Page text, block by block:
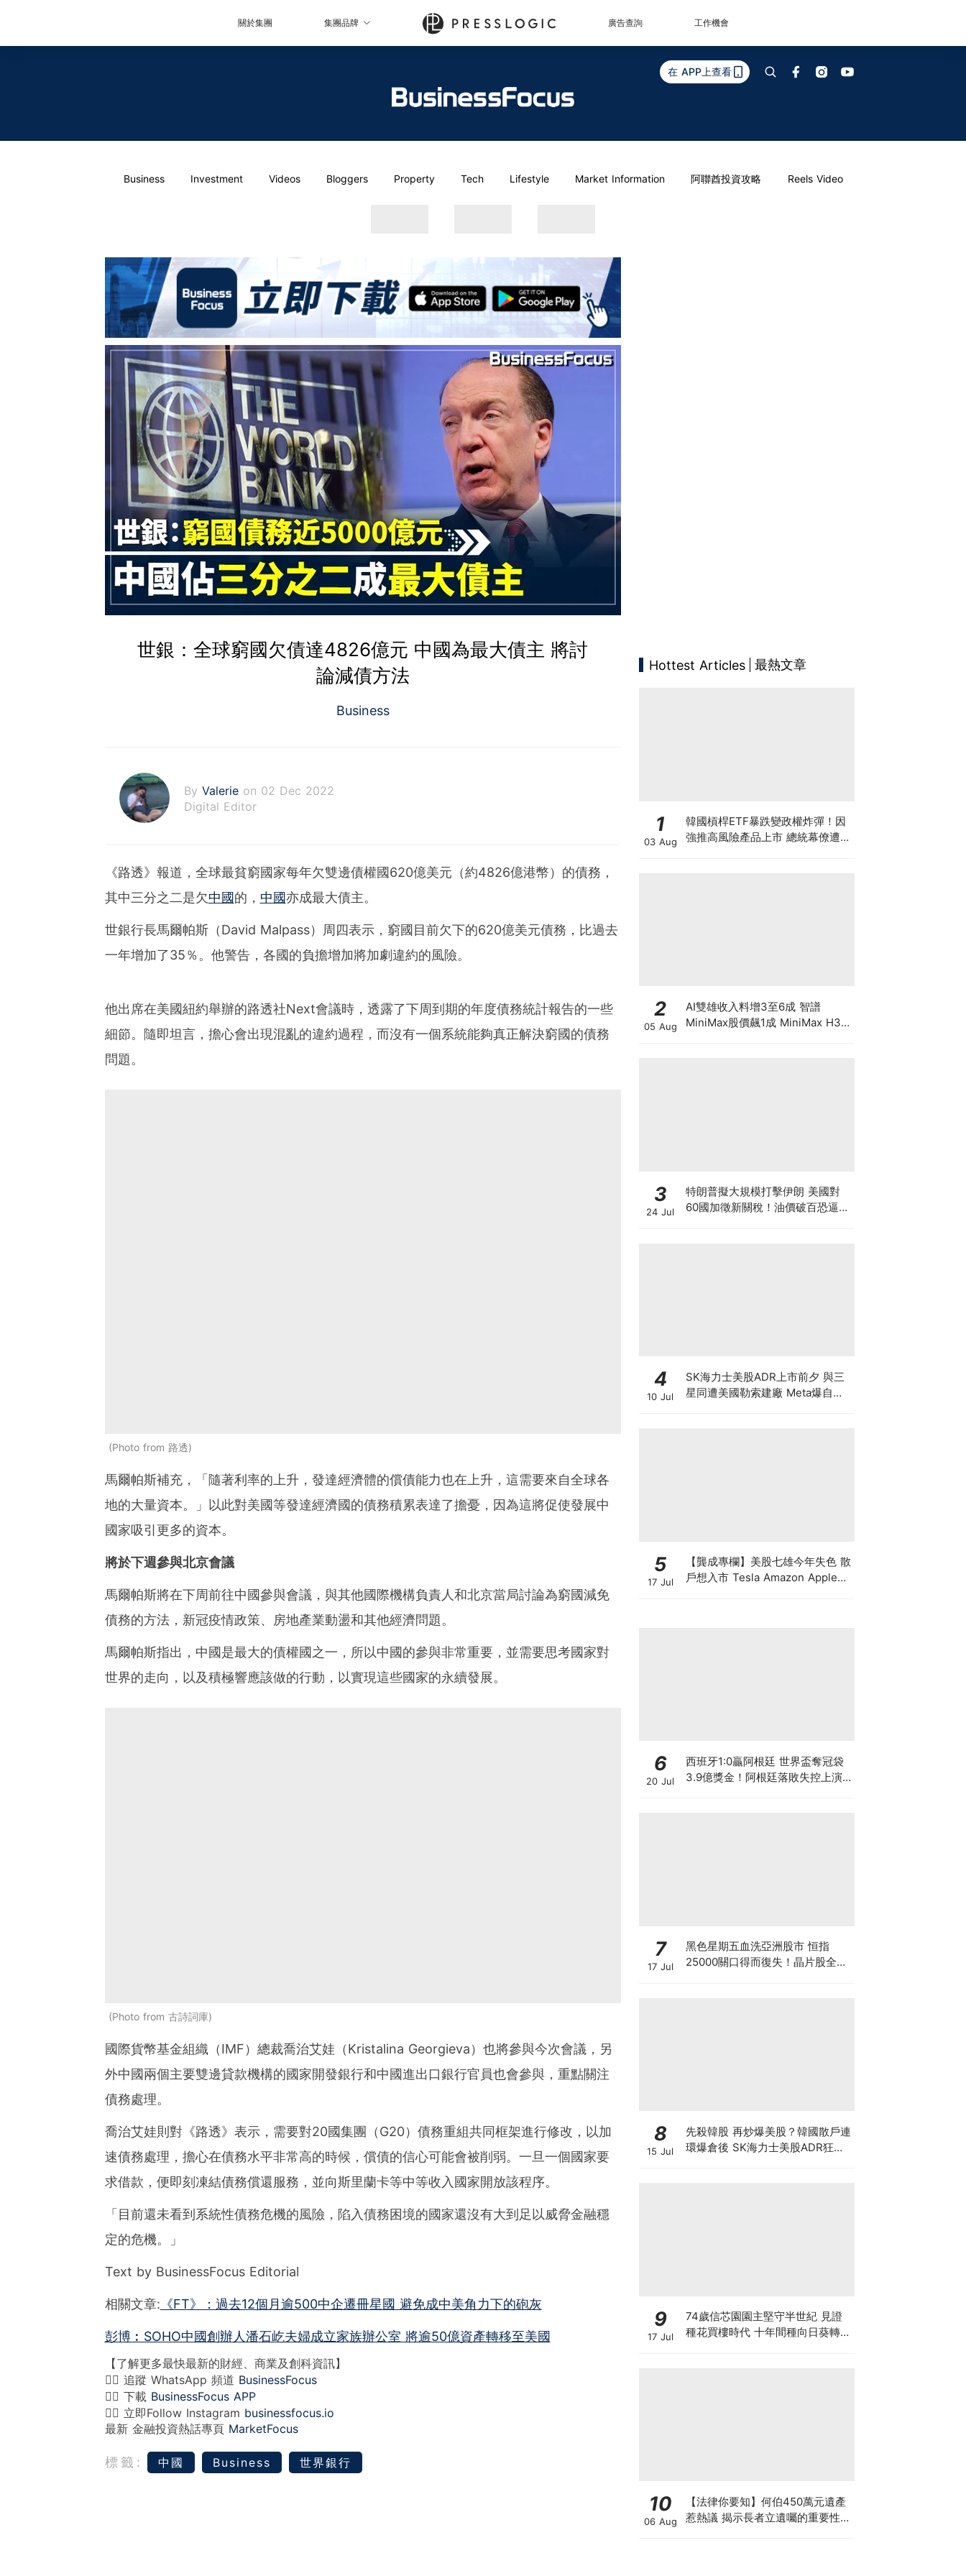
關於集團 集團品牌 廣告查詢 工作機會
在 APP上查看
Business Investment Videos Bloggers Property Tech Lifestyle Market Information 阿聯酋投資攻略 Reels Video
世銀：全球窮國欠債達4826億元 中國為最大債主 將討
論減債方法
Business
By Valerie on 02 Dec 2022
Digital Editor
《路透》報道，全球最貧窮國家每年欠雙邊債權國620億美元（約4826億港幣）的債務，
其中三分之二是欠中國的， 中國亦成最大債主。
世銀行長馬爾帕斯（David Malpass）周四表示，窮國目前欠下的620億美元債務，比過去
一年增加了35％。他警告，各國的負擔增加將加劇違約的風險。
他出席在美國紐約舉辦的路透社Next會議時，透露了下周到期的年度債務統計報告的一些
細節。隨即坦言，擔心會出現混亂的違約過程，而沒有一個系統能夠真正解決窮國的債務
問題。
Photo from 路透
馬爾帕斯補充，「隨著利率的上升，發達經濟體的償債能力也在上升，這需要來自全球各
地的大量資本。」以此對美國等發達經濟國的債務積累表達了擔憂，因為這將促使發展中
國家吸引更多的資本。
將於下週參與北京會議
馬爾帕斯將在下周前往中國參與會議，與其他國際機構負責人和北京當局討論為窮國減免
債務的方法，新冠疫情政策、房地產業動盪和其他經濟問題。
馬爾帕斯指出，中國是最大的債權國之一，所以中國的參與非常重要，並需要思考國家對
世界的走向，以及積極響應該做的行動，以實現這些國家的永續發展。
Photo from 古詩詞庫
國際貨幣基金組織（IMF）總裁喬治艾娃（Kristalina Georgieva）也將參與今次會議，另
外中國兩個主要雙邊貸款機構的國家開發銀行和中國進出口銀行官員也會參與，重點關注
債務處理。
喬治艾娃則對《路透》表示，需要對20國集團（G20）債務重組共同框架進行修改，以加
速債務處理，擔心在債務水平非常高的時候，償債的信心可能會被削弱。一旦一個國家要
求借款，便即刻凍結債務償還服務，並向斯里蘭卡等中等收入國家開放該程序。
「目前還未看到系統性債務危機的風險，陷入債務困境的國家還沒有大到足以威脅金融穩
定的危機。」
Text by BusinessFocus Editorial
相關文章: 《FT》：過去12個月逾500中企遷冊星國 避免成中美角力下的砲灰
彭博︰SOHO中國創辦人潘石屹夫婦成立家族辦公室 將逾50億資產轉移至美國
【了解更多最快最新的財經、商業及創科資訊】
👉🏻 追蹤 WhatsApp 頻道 BusinessFocus
👉🏻 下載 BusinessFocus APP
👉🏻 立即Follow Instagram businessfocus.io
最新 金融投資熱話專頁 MarketFocus
標籤: 中國 Business 世界銀行
Hottest Articles 最熱文章
1
03 Aug
韓國槓桿ETF暴跌變政權炸彈！因
強推高風險產品上市 總統幕僚遭刑
2
05 Aug
AI雙雄收入料增3至6成 智譜
MiniMax股價飆1成 MiniMax H3
3
24 Jul
特朗普擬大規模打擊伊朗 美國對
60國加徵新關稅！油價破百恐逼聯
4
10 Jul
SK海力士美股ADR上市前夕 與三
星同遭美國勒索建廠 Meta爆自研
5
17 Jul
【龔成專欄】美股七雄今年失色 散
戶想入市 Tesla Amazon Apple誰
6
20 Jul
西班牙1:0贏阿根廷 世界盃奪冠袋
3.9億獎金！阿根廷落敗失控上演
7
17 Jul
黑色星期五血洗亞洲股市 恒指
25000關口得而復失！晶片股全線
8
15 Jul
先殺韓股 再炒爆美股？韓國散戶連
環爆倉後 SK海力士美股ADR狂飆
9
17 Jul
74歲信芯園園主堅守半世紀 見證
種花買樓時代 十年間種向日葵轉型
10
06 Aug
【法律你要知】何伯450萬元遺產
惹熱議 揭示長者立遺囑的重要性